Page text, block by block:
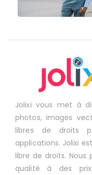
Jolixi vous met à
photos, images
libres de droits
applications. Jolixi
libre de droits. Nous
qualité à des